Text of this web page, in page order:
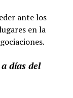
ante los
en la
días del